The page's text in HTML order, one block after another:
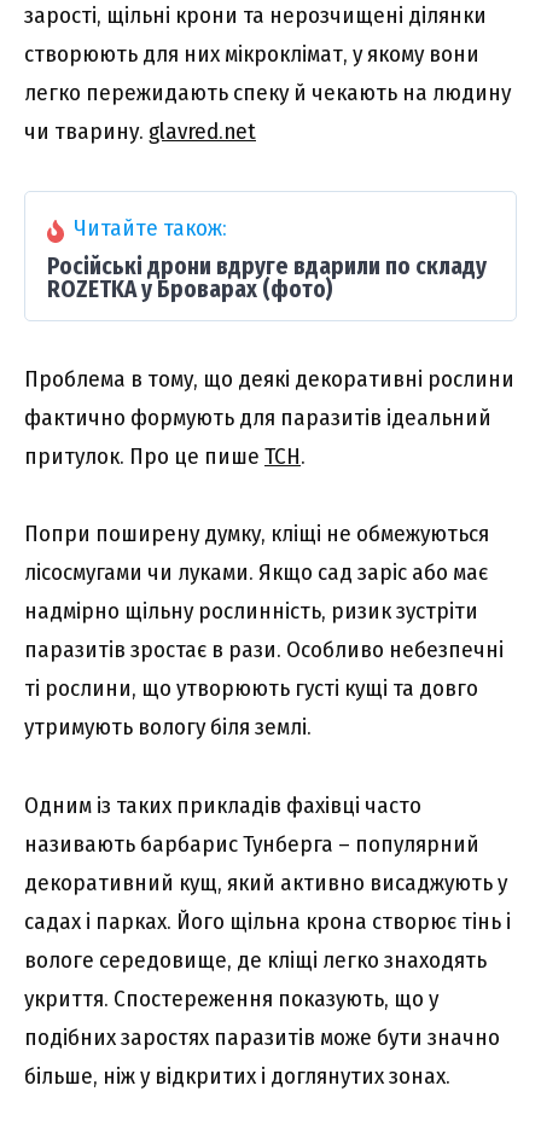
зарості, щільні крони та нерозчищені ділянки
створюють для них мікроклімат, у якому вони
легко пережидають спеку й чекають на людину
чи тварину. glavred.net
Читайте також:
Російські дрони вдруге вдарили по складу
ROZETKA у Броварах (фото)
Проблема в тому, що деякі декоративні рослини
фактично формують для паразитів ідеальний
притулок. Про це пише ТСН.
Попри поширену думку, кліщі не обмежуються
лісосмугами чи луками. Якщо сад заріс або має
надмірно щільну рослинність, ризик зустріти
паразитів зростає в рази. Особливо небезпечні
ті рослини, що утворюють густі кущі та довго
утримують вологу біля землі.
Одним із таких прикладів фахівці часто
називають барбарис Тунберга – популярний
декоративний кущ, який активно висаджують у
садах і парках. Його щільна крона створює тінь і
вологе середовище, де кліщі легко знаходять
укриття. Спостереження показують, що у
подібних заростях паразитів може бути значно
більше, ніж у відкритих і доглянутих зонах.